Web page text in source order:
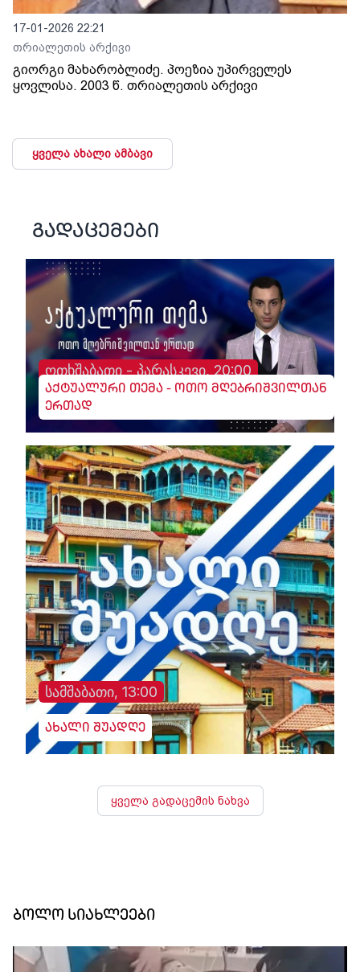
17-01-2026 22:21
თრიალეთის არქივი
გიორგი მახარობლიძე. პოეზია უპირველეს
ყოვლისა. 2003 წ. თრიალეთის არქივი
ყველა ახალი ამბავი
გადაცემები
ოთხშაბათი - პარასკევი, 20:00
აქტუალური თემა - ოთო მღებრიშვილთან
ერთად
სამშაბათი, 13:00
ახალი შუადღე
ყველა გადაცემის ნახვა
ბოლო სიახლეები